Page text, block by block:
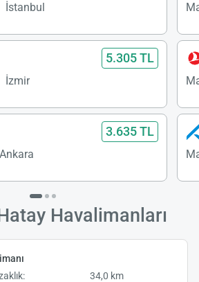
İstanbul
5.305 TL
İzmir
3.635 TL
Ankara
Havalimanları
34,0 km